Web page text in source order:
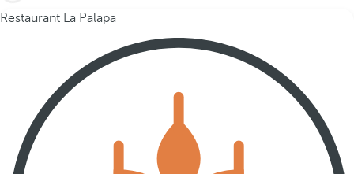
Restaurant La Palapa